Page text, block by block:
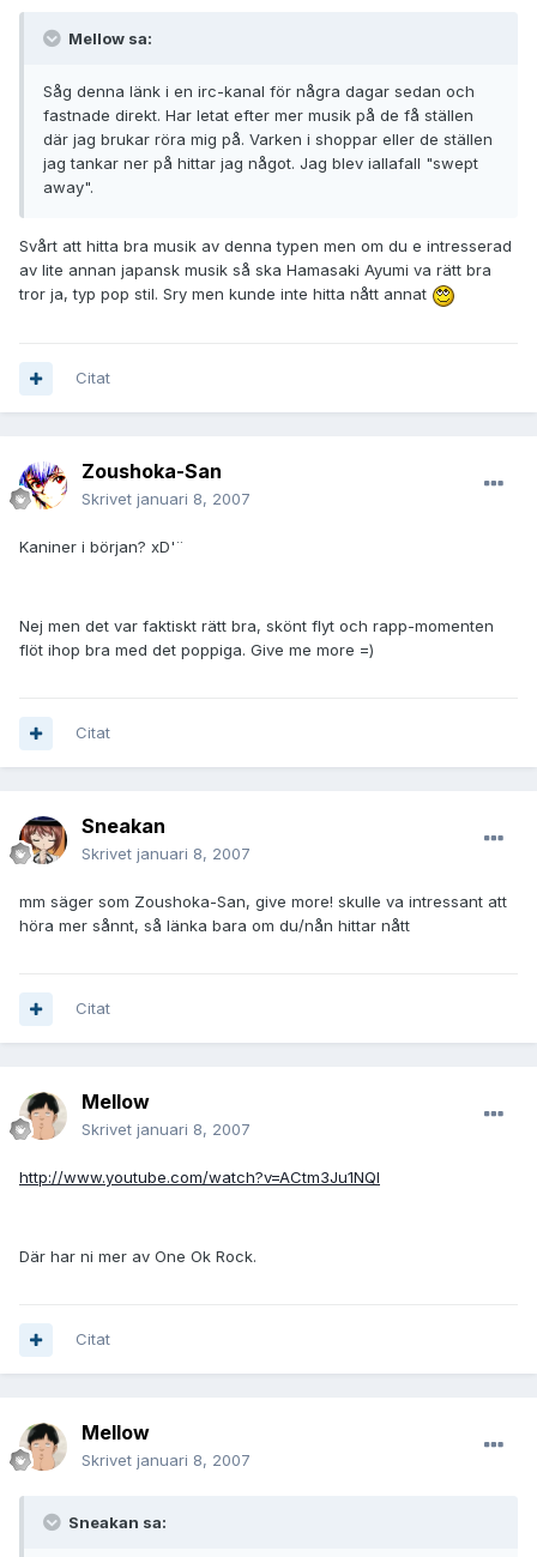
Mellow sa:
Såg denna länk i en irc-kanal för några dagar sedan och
fastnade direkt. Har letat efter mer musik på de få ställen
där jag brukar röra mig på. Varken i shoppar eller de ställen
jag tankar ner på hittar jag något. Jag blev iallafall "swept
away".
Svårt att hitta bra musik av denna typen men om du e intresserad
av lite annan japansk musik så ska Hamasaki Ayumi va rätt bra
tror ja, typ pop stil. Sry men kunde inte hitta nått annat
Citat
Zoushoka-San
Skrivet januari 8, 2007
Kaniner i början? xD'¨
Nej men det var faktiskt rätt bra, skönt flyt och rapp-momenten
flöt ihop bra med det poppiga. Give me more =)
Citat
Sneakan
Skrivet januari 8, 2007
mm säger som Zoushoka-San, give more! skulle va intressant att
höra mer sånnt, så länka bara om du/nån hittar nått
Citat
Mellow
Skrivet januari 8, 2007
http://www.youtube.com/watch?v=ACtm3Ju1NQI
Där har ni mer av One Ok Rock.
Citat
Mellow
Skrivet januari 8, 2007
Sneakan sa: